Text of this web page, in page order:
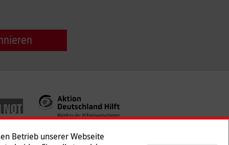
Betrieb unserer Webseite